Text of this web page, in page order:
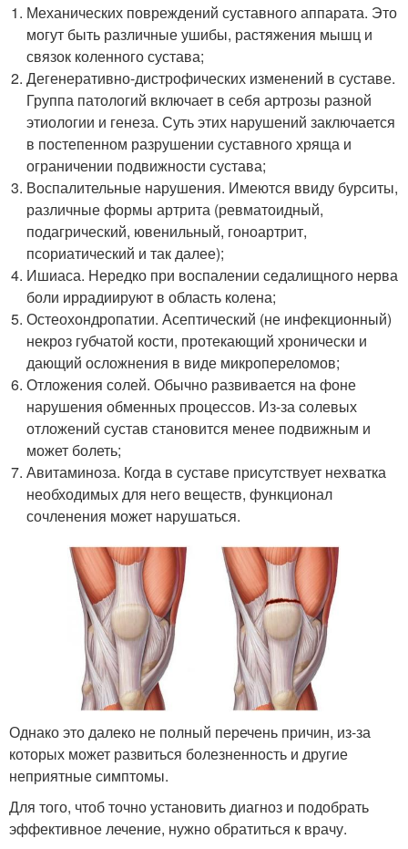
Механических повреждений суставного аппарата. Это
могут быть различные ушибы, растяжения мышц и
связок коленного сустава;
Дегенеративно-дистрофических изменений в суставе.
Группа патологий включает в себя артрозы разной
этиологии и генеза. Суть этих нарушений заключается
в постепенном разрушении суставного хряща и
ограничении подвижности сустава;
Воспалительные нарушения. Имеются ввиду бурситы,
различные формы артрита (ревматоидный,
подагрический, ювенильный, гоноартрит,
псориатический и так далее);
Ишиаса. Нередко при воспалении седалищного нерва
боли иррадиируют в область колена;
Остеохондропатии. Асептический (не инфекционный)
некроз губчатой кости, протекающий хронически и
дающий осложнения в виде микропереломов;
Отложения солей. Обычно развивается на фоне
нарушения обменных процессов. Из-за солевых
отложений сустав становится менее подвижным и
может болеть;
Авитаминоза. Когда в суставе присутствует нехватка
необходимых для него веществ, функционал
сочленения может нарушаться.
Однако это далеко не полный перечень причин, из-за
которых может развиться болезненность и другие
неприятные симптомы.
Для того, чтоб точно установить диагноз и подобрать
эффективное лечение, нужно обратиться к врачу.